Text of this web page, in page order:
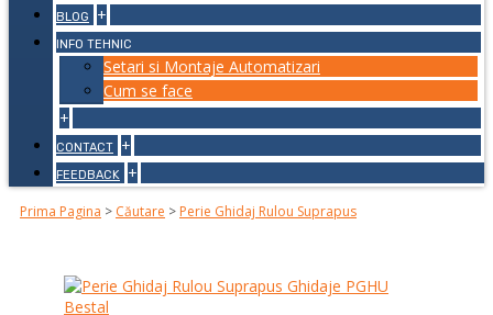
BLOG +
INFO TEHNIC
Setari si Montaje Automatizari
Cum se face
+
CONTACT +
FEEDBACK +
Prima Pagina > Căutare > Perie Ghidaj Rulou Suprapus